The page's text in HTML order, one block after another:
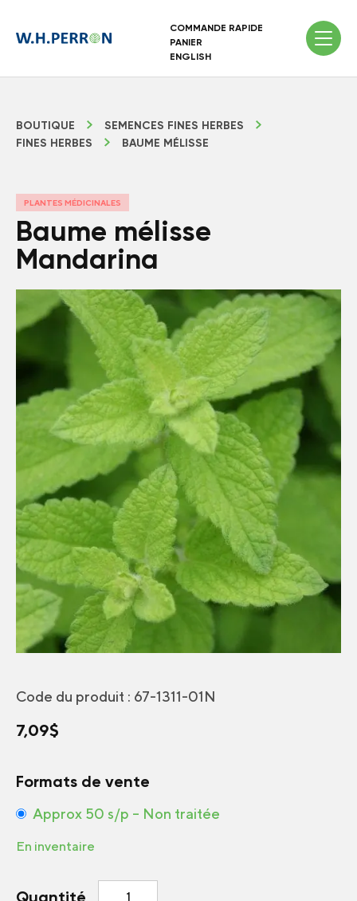
COMMANDE RAPIDE
PANIER
ENGLISH
BOUTIQUE
SEMENCES FINES HERBES
FINES HERBES
BAUME MÉLISSE
PLANTES MÉDICINALES
Baume mélisse
Mandarina
Code du produit : 67-1311-01N
7,09$
Formats de vente
Approx 50 s/p – Non traitée
En inventaire
Quantité
quantité